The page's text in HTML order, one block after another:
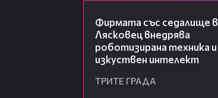
Фирмата със седалище в
Лясковец внедрява
роботизирана техника и
изкуствен интелект
ТРИТЕ ГРАДА